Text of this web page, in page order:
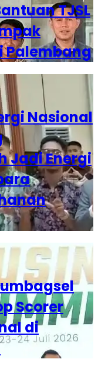
TJSL
Palembang
Nasional
Jadi Energi
Scorer
di